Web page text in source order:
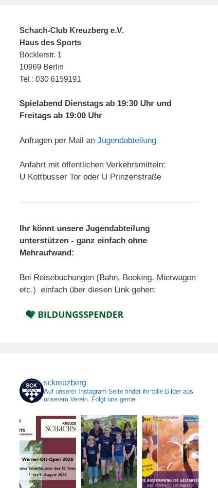
Schach-Club Kreuzberg e.V.
Haus des Sports
Böcklerstr. 1
10969 Berlin
Tel.: 030 6159191
Spielabend Dienstags ab 19:30 Uhr und
Freitags ab 19:00 Uhr
Anfragen per Mail an Jugendabteilung
Anfahrt mit öffentlichen Verkehrsmitteln:
U Kottbusser Tor oder U Prinzenstraße
Ihr könnt unsere Jugendabteilung
unterstützen - ganz einfach ohne
Mehraufwand:
Bei Reisebuchungen (Bahn, Booking, Mietwagen
etc.) einfach über diesen Link gehen:
sckreuzberg
Auf unserer Instagram-Seite findet ihr tolle Bilder aus
unserem Verein. Folgt uns gerne.